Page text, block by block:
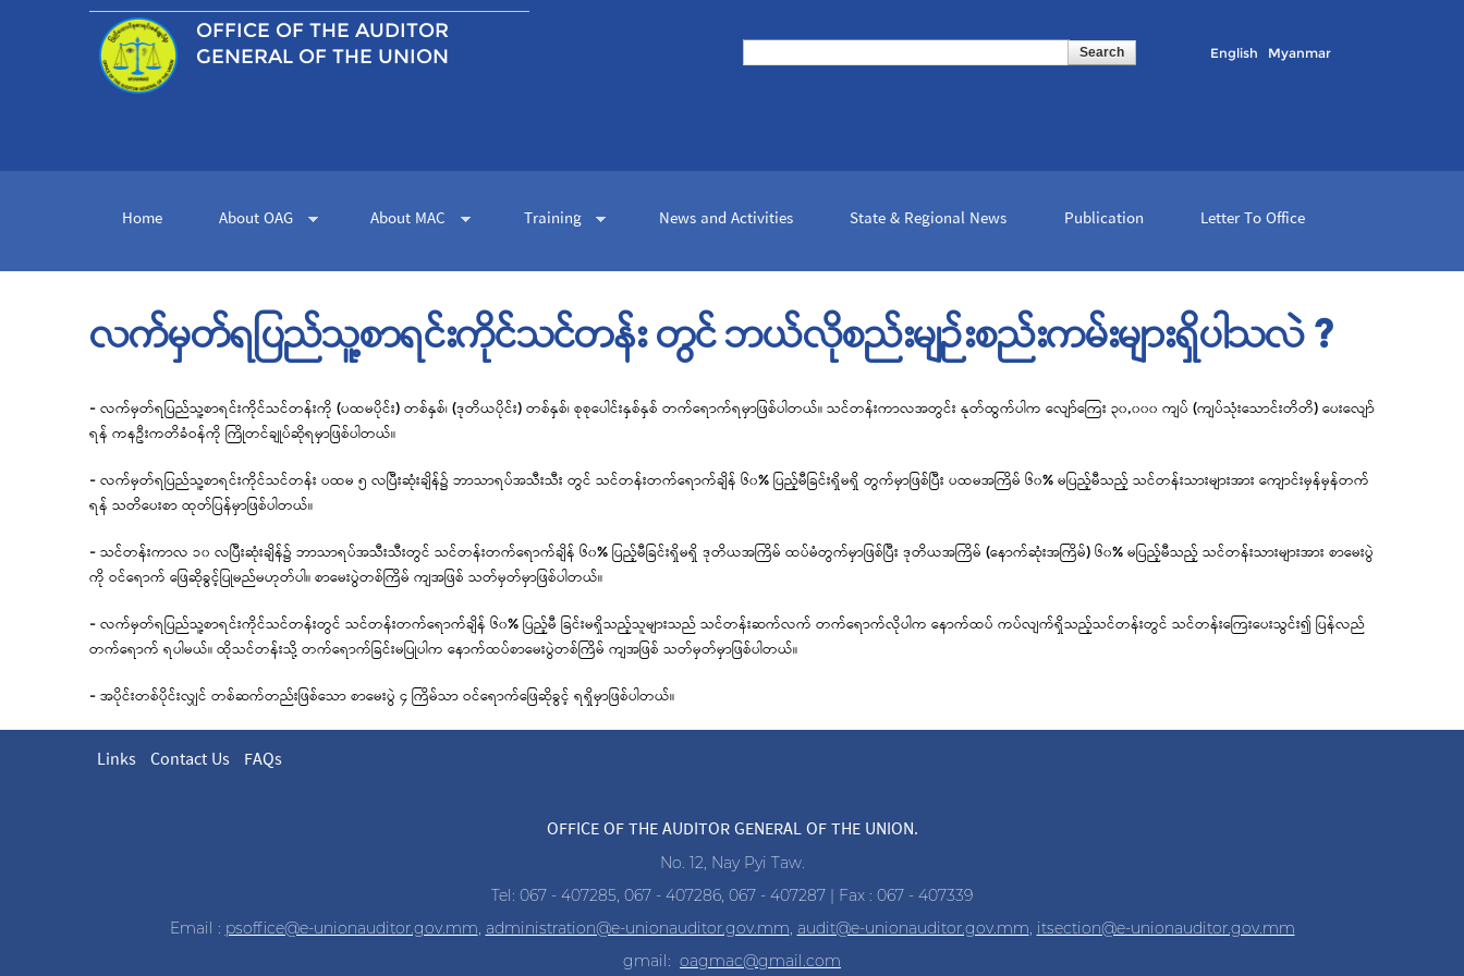
OFFICE OF THE AUDITOR
GENERAL OF THE UNION
Search form English Myanmar
Home About OAG About MAC Training News and Activities State & Regional News Publication Letter To Office
လက်မှတ်ရပြည်သူ့စာရင်းကိုင်သင်တန်း တွင် ဘယ်လိုစည်းမျဉ်းစည်းကမ်းများရှိပါသလဲ ?
- လက်မှတ်ရပြည်သူ့စာရင်းကိုင်သင်တန်းကို (ပထမပိုင်း) တစ်နှစ်၊ (ဒုတိယပိုင်း) တစ်နှစ်၊ စုစုပေါင်းနှစ်နှစ် တက်ရောက်ရမှာဖြစ်ပါတယ်။ သင်တန်းကာလအတွင်း နုတ်ထွက်ပါက လျော်ကြေး ၃၀,၀၀၀ ကျပ် (ကျပ်သုံးသောင်းတိတိ) ပေးလျော်
ရန် ကနဦးကတိခံဝန်ကို ကြိုတင်ချုပ်ဆိုရမှာဖြစ်ပါတယ်။
- လက်မှတ်ရပြည်သူ့စာရင်းကိုင်သင်တန်း ပထမ ၅ လပြီးဆုံးချိန်၌ ဘာသာရပ်အသီးသီး တွင် သင်တန်းတက်ရောက်ချိန် ၆၀% ပြည့်မီခြင်းရှိမရှိ တွက်မှာဖြစ်ပြီး ပထမအကြိမ် ၆၀% မပြည့်မီသည့် သင်တန်းသားများအား ကျောင်းမှန်မှန်တက်
ရန် သတိပေးစာ ထုတ်ပြန်မှာဖြစ်ပါတယ်။
- သင်တန်းကာလ ၁၀ လပြီးဆုံးချိန်၌ ဘာသာရပ်အသီးသီးတွင် သင်တန်းတက်ရောက်ချိန် ၆၀% ပြည့်မီခြင်းရှိမရှိ ဒုတိယအကြိမ် ထပ်မံတွက်မှာဖြစ်ပြီး ဒုတိယအကြိမ် (နောက်ဆုံးအကြိမ်) ၆၀% မပြည့်မီသည့် သင်တန်းသားများအား စာမေးပွဲ
ကို ဝင်ရောက် ဖြေဆိုခွင့်ပြုမည်မဟုတ်ပါ။ စာမေးပွဲတစ်ကြိမ် ကျအဖြစ် သတ်မှတ်မှာဖြစ်ပါတယ်။
- လက်မှတ်ရပြည်သူ့စာရင်းကိုင်သင်တန်းတွင် သင်တန်းတက်ရောက်ချိန် ၆၀% ပြည့်မီ ခြင်းမရှိသည့်သူများသည် သင်တန်းဆက်လက် တက်ရောက်လိုပါက နောက်ထပ် ကပ်လျက်ရှိသည့်သင်တန်းတွင် သင်တန်းကြေးပေးသွင်း၍ ပြန်လည်
တက်ရောက် ရပါမယ်။ ထိုသင်တန်းသို့ တက်ရောက်ခြင်းမပြုပါက နောက်ထပ်စာမေးပွဲတစ်ကြိမ် ကျအဖြစ် သတ်မှတ်မှာဖြစ်ပါတယ်။
- အပိုင်းတစ်ပိုင်းလျှင် တစ်ဆက်တည်းဖြစ်သော စာမေးပွဲ ၄ ကြိမ်သာ ဝင်ရောက်ဖြေဆိုခွင့် ရရှိမှာဖြစ်ပါတယ်။
Links Contact Us FAQs
OFFICE OF THE AUDITOR GENERAL OF THE UNION.
No. 12, Nay Pyi Taw.
Tel: 067 - 407285, 067 - 407286, 067 - 407287 | Fax : 067 - 407339
Email : psoffice@e-unionauditor.gov.mm, administration@e-unionauditor.gov.mm, audit@e-unionauditor.gov.mm, itsection@e-unionauditor.gov.mm
gmail: oagmac@gmail.com